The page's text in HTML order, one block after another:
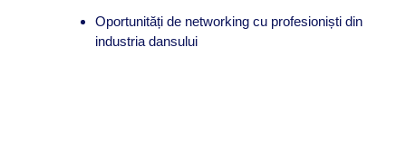
Oportunități de networking cu profesioniști din
industria dansului